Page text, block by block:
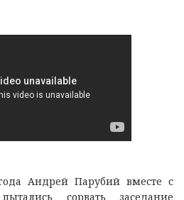
Андрей Парубий вместе с
сорвать заседание